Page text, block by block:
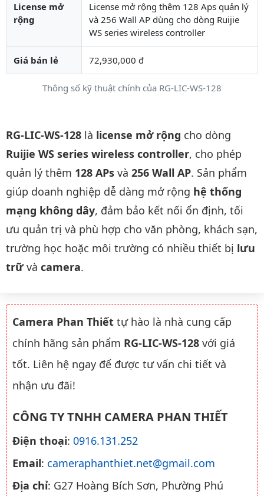
Thông số kỹ thuật chính của RG-LIC-WS-128
License mở
rộng
License mở rộng thêm 128 Aps quản lý
và 256 Wall AP dùng cho dòng Ruijie
WS series wireless controller
Giá bán lẻ 72,930,000 đ
Mô tả chi tiết sản phẩm
RG-LIC-WS-128 là license mở rộng cho dòng
Ruijie WS series wireless controller, cho phép
quản lý thêm 128 APs và 256 Wall AP. Sản phẩm
giúp doanh nghiệp dễ dàng mở rộng hệ thống
mạng không dây, đảm bảo kết nối ổn định, tối
ưu quản trị và phù hợp cho văn phòng, khách sạn,
trường học hoặc môi trường có nhiều thiết bị lưu
trữvà camera.
Camera Phan Thiết tự hào là nhà cung cấp
chính hãng sản phẩm RG-LIC-WS-128 với giá
tốt. Liên hệ ngay để được tư vấn chi tiết và
nhận ưu đãi!
CÔNG TY TNHH CAMERA PHAN THIẾT
Điện thoại: 0916.131.252
Email: cameraphanthiet.net@gmail.com
Địa chỉ: G27 Hoàng Bích Sơn, Phường Phú